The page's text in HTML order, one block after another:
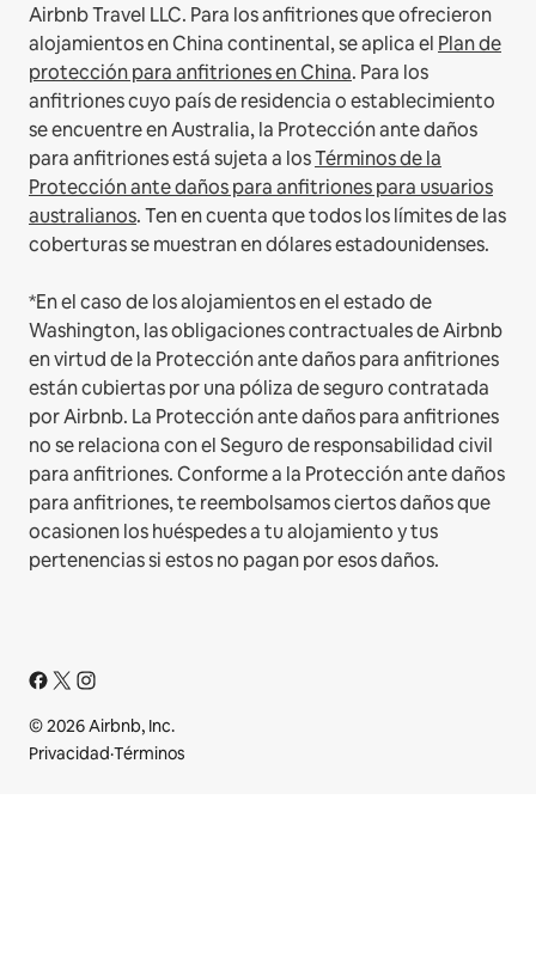
Airbnb Travel LLC. Para los anfitriones que ofrecieron
alojamientos en China continental, se aplica el Plan de
protección para anfitriones en China. Para los
anfitriones cuyo país de residencia o establecimiento
se encuentre en Australia, la Protección ante daños
para anfitriones está sujeta a losTérminos de la
Protección ante daños para anfitriones para usuarios
australianos. Ten en cuenta que todos los límites de las
coberturas se muestran en dólares estadounidenses.
*En el caso de los alojamientos en el estado de
Washington, las obligaciones contractuales de Airbnb
en virtud de la Protección ante daños para anfitriones
están cubiertas por una póliza de seguro contratada
por Airbnb. La Protección ante daños para anfitriones
no se relaciona con el Seguro de responsabilidad civil
para anfitriones. Conforme a la Protección ante daños
para anfitriones, te reembolsamos ciertos daños que
ocasionen los huéspedes a tu alojamiento y tus
pertenencias si estos no pagan por esos daños.
© 2026 Airbnb, Inc.
Privacidad·Términos